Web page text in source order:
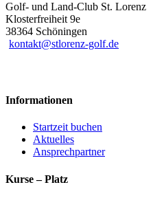
Golf- und Land-Club St. Lorenz
Klosterfreiheit 9e
38364 Schöningen
kontakt@stlorenz-golf.de
Informationen
Startzeit buchen
Aktuelles
Ansprechpartner
Kurse – Platz